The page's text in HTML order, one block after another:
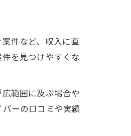
件など、収入に直
を見つけやすくな
範囲に及ぶ場合や
ーの口コミや実績